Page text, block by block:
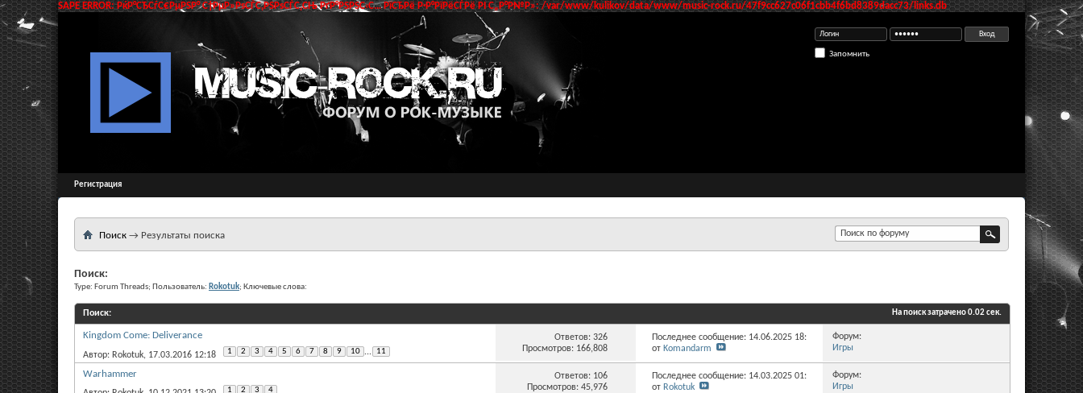
SAPE ERROR: РќР°СЂСѓС€РµРЅР° С†РµР»РѕСЃС‚РЅРѕСЃС‚СЊ РґР°РЅРЅС‹С… РїСЂРё Р·Р°РїРёСЃРё РІ С„Р°Р№Р»: /var/www/kulikov/data/www/music-rock.ru/47f9cc627c06f1cbb4f6bd8389dacc73/links.db
Запомнить
Регистрация
Поиск → Результаты поиска
Поиск:
Type: Forum Threads; Пользователь: Rokotuk; Ключевые слова:
Поиск: На поиск затрачено0.02сек.
Kingdom Come: Deliverance
Автор: Rokotuk, 17.03.2016 12:18 1 2 3 4 5 6 7 8 9 10 ... 11
Ответов:326
Просмотров: 166,808
Последнее сообщение: 14.06.2025 18:48
от Komandarm
Форум:
Игры
Warhammer
1 2 3 4
Ответов: 106
Просмотров: 45,976
Последнее сообщение: 14.03.2025 01:13
от Rokotuk
Форум:
Игры